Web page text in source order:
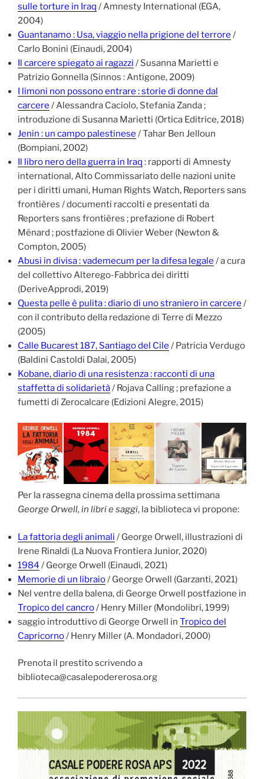
sulle torture in Iraq / Amnesty International (EGA,
2004)
Guantanamo : Usa, viaggio nella prigione del terrore /
Carlo Bonini (Einaudi, 2004)
Il carcere spiegato ai ragazzi / Susanna Marietti e
Patrizio Gonnella (Sinnos : Antigone, 2009)
I limoni non possono entrare : storie di donne dal
carcere / Alessandra Caciolo, Stefania Zanda ;
introduzione di Susanna Marietti (Ortica Editrice, 2018)
Jenin : un campo palestinese / Tahar Ben Jelloun
(Bompiani, 2002)
Il libro nero della guerra in Iraq : rapporti di Amnesty
international, Alto Commissariato delle nazioni unite
per i diritti umani, Human Rights Watch, Reporters sans
frontières / documenti raccolti e presentati da
Reporters sans frontières ; prefazione di Robert
Ménard ; postfazione di Olivier Weber (Newton &
Compton, 2005)
Abusi in divisa : vademecum per la difesa legale / a cura
del collettivo Alterego-Fabbrica dei diritti
(DeriveApprodi, 2019)
Questa pelle è pulita : diario di uno straniero in carcere /
con il contributo della redazione di Terre di Mezzo
(2005)
Calle Bucarest 187, Santiago del Cile / Patricia Verdugo
(Baldini Castoldi Dalai, 2005)
Kobane, diario di una resistenza : racconti di una
staffetta di solidarietà/ Rojava Calling ; prefazione a
fumetti di Zerocalcare (Edizioni Alegre, 2015)
Per la rassegna cinema della prossima settimana
George Orwell, in libri e saggi, la biblioteca vi propone:
La fattoria degli animali / George Orwell, illustrazioni di
Irene Rinaldi (La Nuova Frontiera Junior, 2020)
1984 / George Orwell (Einaudi, 2021)
Memorie di un libraio/ George Orwell (Garzanti, 2021)
Nel ventre della balena, di George Orwell postfazione in
Tropico del cancro/ Henry Miller (Mondolibri, 1999)
saggio introduttivo di George Orwell in Tropico del
Capricorno/ Henry Miller (A. Mondadori, 2000)
Prenota il prestito scrivendo a
biblioteca@casalepodererosa.org